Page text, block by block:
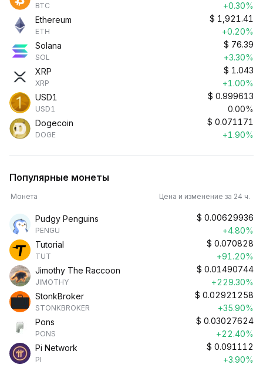
BTC
+0.30%
Ethereum
ETH
$ 1,921.41
+0.20%
Solana
SOL
$ 76.39
+3.30%
XRP
XRP
$ 1.043
+1.00%
USD1
USD1
$ 0.999613
0.00%
Dogecoin
DOGE
$ 0.071171
+1.90%
Популярные монеты
Монета Цена и изменение за 24 ч.
Pudgy Penguins
PENGU
$ 0.00629936
+4.80%
Tutorial
TUT
$ 0.070828
+91.20%
Jimothy The Raccoon
JIMOTHY
$ 0.01490744
+229.30%
StonkBroker
STONKBROKER
$ 0.02921258
+35.90%
Pons
PONS
$ 0.03027624
+22.40%
Pi Network
PI
$ 0.091112
+3.90%